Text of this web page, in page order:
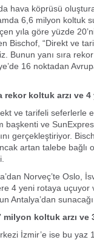
hava köprüsü
6,6 milyon koltuk
yıla göre yüzde
Bischof, “Direkt ve
Bunun yanı sıra
16 noktadan
rekor koltuk arzı ve
ve tarifeli
başkenti ve
gerçekleştiriyor.
artan talebe
Norveç’te Oslo,
4 yeni rotaya uçuyor
Antalya’dan
milyon koltuk arzı ve
İzmir’e ise bu yaz